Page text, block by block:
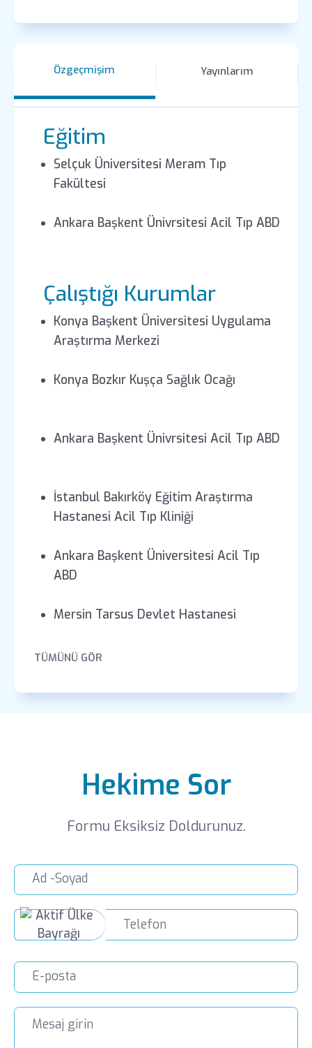
Özgeçmişim Yayınlarım
Eğitim
Selçuk Üniversitesi Meram Tıp
Fakültesi
Ankara Başkent Ünivrsitesi Acil Tıp ABD
Çalıştığı Kurumlar
Konya Başkent Üniversitesi Uygulama
Araştırma Merkezi
Konya Bozkır Kuşça Sağlık Ocağı
Ankara Başkent Ünivrsitesi Acil Tıp ABD
İstanbul Bakırköy Eğitim Araştırma
Hastanesi Acil Tıp Kliniği
Ankara Başkent Üniversitesi Acil Tıp
ABD
Mersin Tarsus Devlet Hastanesi
ABD
TÜMÜNÜ GÖR
Hekime Sor
Formu Eksiksiz Doldurunuz.